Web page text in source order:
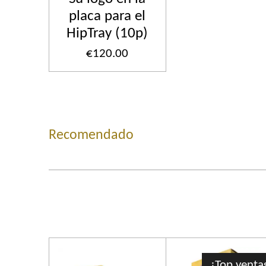
placa para el
HipTray (10p)
€120.00
Recomendado